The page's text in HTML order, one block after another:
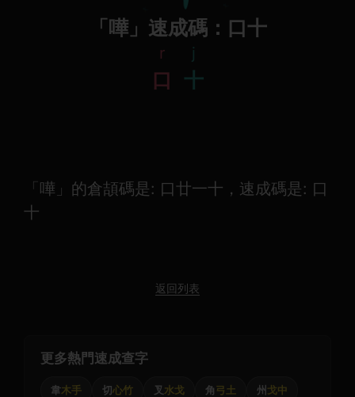
「嘩」速成碼：口十
r
口
j
十
「嘩」的倉頡碼是: 口廿一十，速成碼是: 口
十
返回列表
更多熱門速成查字
韋木手 切心竹 叉 水戈 角弓土 州 戈中